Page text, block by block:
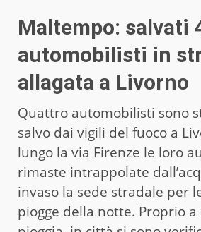
Maltempo: salvati
automobilisti in
allagata a Livorno
Quattro automobilisti sono
salvo dai vigili del fuoco a
lungo la via Firenze le loro
rimaste intrappolate
invaso la sede stradale per
piogge della notte. Proprio a